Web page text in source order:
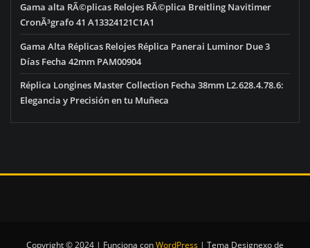
Gama alta RÃ©plicas Relojes RÃ©plica Breitling Navitimer
CronÃ³grafo 41 A13324121C1A1
Gama Alta Réplicas Relojes Réplica Panerai Luminor Due 3
Días Fecha 42mm PAM00904
Réplica Longines Master Collection Fecha 38mm L2.628.4.78.6:
Elegancia y Precisión en tu Muñeca
Copyright © 2024 | Funciona conWordPress | Tema Designexo de